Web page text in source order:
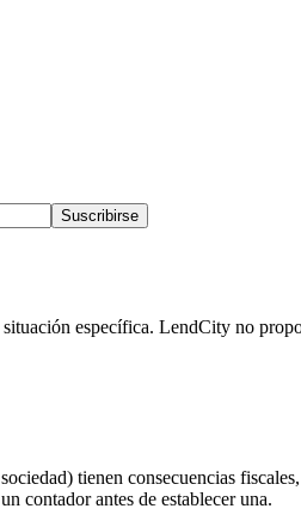
Suscribirse
específica. LendCity no
tienen consecuencias
contador antes de establecer una.